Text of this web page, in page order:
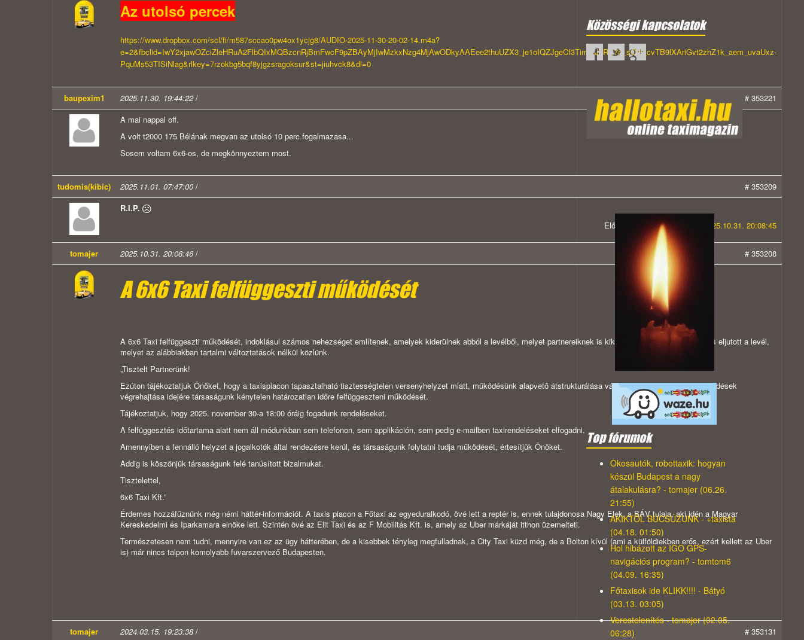
Az utolsó percek
https://www.dropbox.com/scl/fi/m587sccao0pw4ox1ycjg8/AUDIO-2025-11-30-20-02-14.m4a?
e=2&fbclid=IwY2xjawOZciZleHRuA2FlbQIxMQBzcnRjBmFwcF9pZBAyMjIwMzkxNzg4MjAwODkyAAEee2thuUZX3_je1oIQZJgeCf3TimdfJ8RB7a_sOdi_cvTB9lXAriGvt2zhZ1k_aem_uvaUxz-
PquMs53TISiNlag&rlkey=7rzokbg5bqf8yjgzsragoksur&st=jiuhvck8&dl=0
baupexim1 2025.11.30. 19:44:22/
# 353221
A mai nappal off.
A volt t2000 175 Bélának megvan az utolsó 10 perc fogalmazasa...
Sosem voltam 6x6-os, de megkönnyeztem most.
tudomis(kibic) 2025.11.01. 07:47:00 /
# 353209
R.I.P.
Előzmény: #353208 tomajer 2025.10.31. 20:08:45
tomajer 2025.10.31. 20:08:46/ # 353208
A 6x6 Taxi felfüggeszti működését
A 6x6 Taxi felfüggeszti működését, indoklásul számos nehezséget említenek, amelyek kiderülnek abból a levélből, melyet partnereiknek is kiküldtek. A Magyar Jelenhez is eljutott a levél,
melyet az alábbiakban tartalmi változtatások nélkül közlünk.
„Tisztelt Partnerünk!
Ezúton tájékoztatjuk Önöket, hogy a taxispiacon tapasztalható tisztességtelen versenyhelyzet miatt, működésünk alapvető átstrukturálása vált szükségessé. Ezen intézkedések
végrehajtása idejére társaságunk kénytelen határozatlan időre felfüggeszteni működését.
Tájékoztatjuk, hogy 2025. november 30-a 18:00 óráig fogadunk rendeléseket.
A felfüggesztés időtartama alatt nem áll módunkban sem telefonon, sem applikáción, sem pedig e-mailben taxirendeléseket elfogadni.
Amennyiben a fennálló helyzet a jogalkotók által rendezésre kerül, és társaságunk folytatni tudja működését, értesítjük Önöket.
Addig is köszönjük társaságunk felé tanúsított bizalmukat.
Tisztelettel,
6x6 Taxi Kft.”
Érdemes hozzáfűznünk még némi háttér-információt. A taxis piacon a Főtaxi az egyeduralkodó, övé lett a reptér is, ennek tulajdonosa Nagy Elek, a BÁV tulaja, aki idén a Magyar
Kereskedelmi és Iparkamara elnöke lett. Szintén övé az Elit Taxi és az F Mobilitás Kft. is, amely az Uber márkáját itthon üzemelteti.
Természetesen nem tudni, mennyire van ez az ügy hátterében, de a kisebbek tényleg megfulladnak, a City Taxi küzd még, de a Bolton kívül (ami a külföldiekben erős, ezért kellett az Uber
is) már nincs talpon komolyabb fuvarszervező Budapesten.
tomajer 2024.03.15. 19:23:38 /
# 353131
Közösségi kapcsolatok
Top fórumok
Okosautók, robottaxik: hogyan
készül Budapest a nagy
átalakulásra? - tomajer (06.26.
21:55)
AKIKTŐL BÚCSÚZUNK - +taxista
(04.18. 01:50)
Hol hibázott az IGO GPS-
navigációs program? - tomtom6
(04.09. 16:35)
Főtaxisok ide KLIKK!!!! - Bátyó
(03.13. 03:05)
Verestelenítés - tomajer (02.05.
06:28)